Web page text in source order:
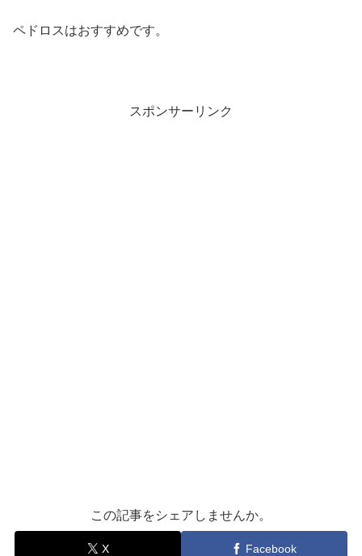
ペドロスはおすすめです。
スポンサーリンク
この記事をシェアしませんか。
X Facebook